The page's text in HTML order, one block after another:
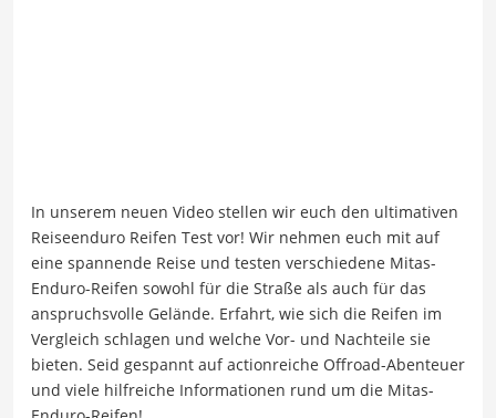
In unserem neuen Video stellen wir euch den ultimativen
Reiseenduro Reifen Test vor! Wir nehmen euch mit auf
eine spannende Reise und testen verschiedene Mitas-
Enduro-Reifen sowohl für die Straße als auch für das
anspruchsvolle Gelände. Erfahrt, wie sich die Reifen im
Vergleich schlagen und welche Vor- und Nachteile sie
bieten. Seid gespannt auf actionreiche Offroad-Abenteuer
und viele hilfreiche Informationen rund um die Mitas-